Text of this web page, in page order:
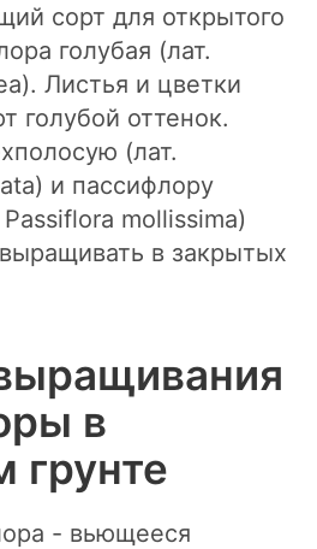
сорт для открытого
голубая (лат.
Листья и цветки
голубой оттенок.
(лат.
и пассифлору
mollissima)
в закрытых
в
грунте
- вьющееся